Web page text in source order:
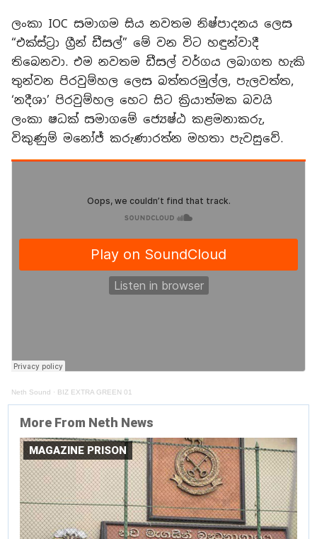
ලංකා IOC සමාගම සිය නවතම නිෂ්පාදනය ලෙස
“එක්ස්ට්‍රා ග්‍රීන් ඩීසල්” මේ වන විට හඳුන්වාදී
තිබෙනවා. එම නවතම ඩීසල් වර්ගය ලබාගත හැකි
තුන්වන පිරවුම්හල ලෙස බත්තරමුල්ල, පැලවත්ත,
‘නදීශා’ පිරවුම්හල හෙට සිට ක්‍රියාත්මක බවයි
ලංකා ෂධක්‍ සමාගමේ ජ්‍යෙෂ්ඨ කළමනාකරු,
විකුණුම් මනෝජ් කරුණාරත්න මහතා පැවසුවේ.
Neth Sound · BIZ EXTRA GREEN 01
More From Neth News
MAGAZINE PRISON